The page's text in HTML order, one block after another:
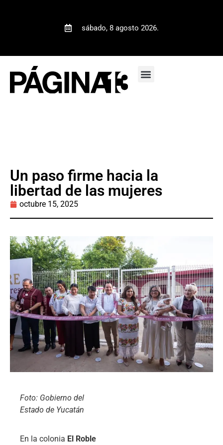
sábado, 8 agosto 2026.
Un paso firme hacia la
libertad de las mujeres
octubre 15, 2025
Foto: Gobierno del
Estado de Yucatán
En la colonia El Roble